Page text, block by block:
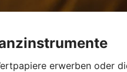
erwerben oder